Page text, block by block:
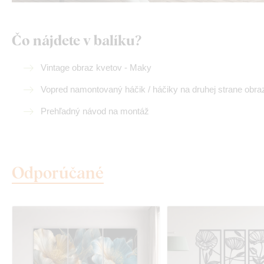
Čo nájdete v balíku?
Vintage obraz kvetov - Maky
Vopred namontovaný háčik / háčiky na druhej strane
Prehľadný návod na montáž
Odporúčané